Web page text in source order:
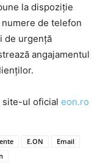
la dispoziție
de telefon
de urgență
angajamentul
site-ul oficial eon.ro
E.ON
Email